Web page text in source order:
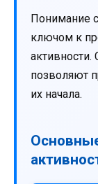
Понимание
ключом к
позволяют
их начала.